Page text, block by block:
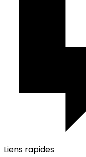
Liens rapides